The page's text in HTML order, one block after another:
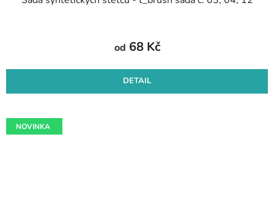
od 68 Kč
DETAIL
NOVINKA